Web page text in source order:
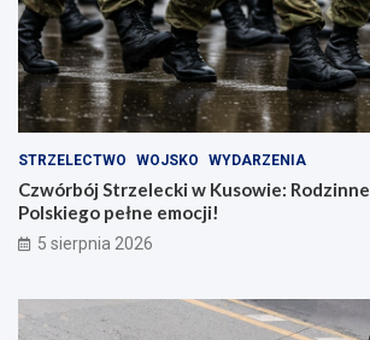
STRZELECTWO WOJSKO WYDARZENIA
Czwórbój Strzelecki w Kusowie:
Polskiego pełne emocji!
5 sierpnia 2026